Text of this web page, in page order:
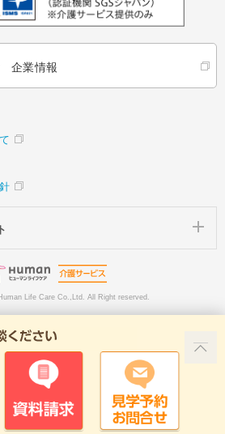
企業情報
Life Care Co.,Ltd. All Right reserved.